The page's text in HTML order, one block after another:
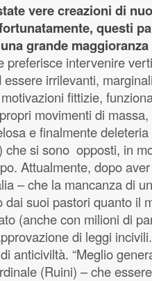
vere creazioni di
questi
grande
preferisce intervenire
irrilevanti,
fittizie,
movimenti di massa,
e finalmente
che si sono opposti, in
Attualmente, dopo
– che la mancanza di
dai suoi pastori quanto il
(anche con milioni di
di leggi
anticiviltà. “Meglio
(Ruini) – che